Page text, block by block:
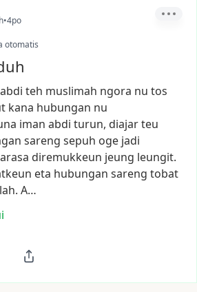
•4po
otomatis
abdi teh muslimah ngora nu tos
kana hubungan nu
iman abdi turun, diajarteu
sareng sepuh oge jadi
diremukkeun jeung leungit.
eta hubungan sareng tobat
A…